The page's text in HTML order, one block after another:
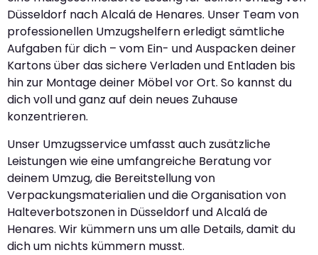
Düsseldorf nach Alcalá de Henares. Unser Team von
professionellen Umzugshelfern erledigt sämtliche
Aufgaben für dich – vom Ein- und Auspacken deiner
Kartons über das sichere Verladen und Entladen bis
hin zur Montage deiner Möbel vor Ort. So kannst du
dich voll und ganz auf dein neues Zuhause
konzentrieren.
Unser Umzugsservice umfasst auch zusätzliche
Leistungen wie eine umfangreiche Beratung vor
deinem Umzug, die Bereitstellung von
Verpackungsmaterialien und die Organisation von
Halteverbotszonen in Düsseldorf und Alcalá de
Henares. Wir kümmern uns um alle Details, damit du
dich um nichts kümmern musst.